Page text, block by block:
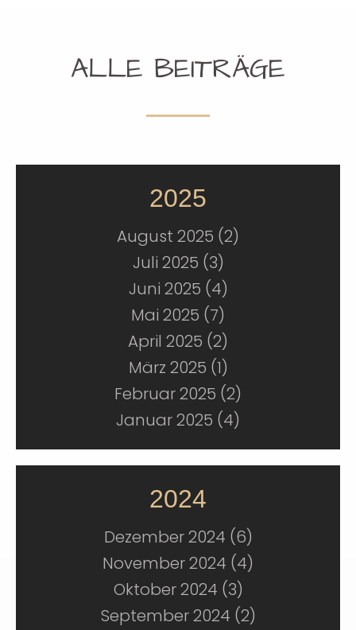
ALLE BEITRÄGE
2025
August 2025 (2)
Juli 2025 (3)
Juni 2025 (4)
Mai 2025 (7)
April 2025 (2)
März 2025 (1)
Februar 2025 (2)
Januar 2025 (4)
2024
Dezember 2024 (6)
November 2024 (4)
Oktober 2024 (3)
September 2024 (2)